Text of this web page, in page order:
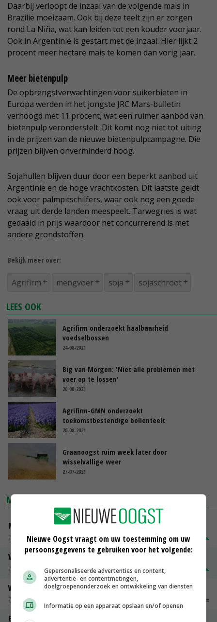
Daarbij verloopt de inzaai van de volgende mais in
Brazilië moeizaam. Ook bij deze teelt zijn er zorgen
rond La Niña, wat kan leiden tot een kouder voorjaar.
Ook in Argentinië is gestart met de inzaai. Hier lijkt 2
procent meer hectare mais te komen dan vorig jaar.
Meer bietenpulp
De opbrengstverwachtingen voor suikerbieten in
Europa werden in het jongste JRC Mars-bulletin
verhoogd met 11 procent, wat een ruimer aanbod van
bietenpulp veronderstelt. Dit komt nog niet tot uiting
in de prijzen van de nieuwe bietenpulpcampagne. Die
prijzen blijven onverminderd hoog.
Sojahullen blijven duur door een beperkt aanbod uit
Argentinië en de hoge vrachtkosten. Dit laatste geldt
ook voor palmpitschilfers, waar ook nog een goede
vraag uit derde landen meespeelt. Tarwegries is wat
gedaald in prijs waardoor het concurrerend is met
andere grondstoffen.
Bekijk meer over:
Agrifirm mengvoer soja sojaschroot
LEES OOK
Agrifirm onderzoekt haalbaarheid
voedselbossen
24-08-2021
Big van Morgen: 'Niet alle problemen met
voer op te lossen'
20-08-2021
Agrifirm-GMN onderzoekt
toekomstbestendige bollenteelt
20-08-2021
Graanoogst ruim week later door
wisselvallige weer
27-07-2021
MARKTPRIJZEN
Magere melkpoeder
Zuivel weekprijzen
€ 269,00 € 7,00
Volle melkpoeder
Zuivel weekprijzen
€ 345,00
Weipoeder
Zuivel weekprijzen
Boeren Gouda 12 kg
Nieuwe Oogst vraagt om uw toestemming om uw
persoonsgegevens te gebruiken voor het volgende:
Gepersonaliseerde advertenties en content,
advertentie- en contentmetingen,
doelgroepenonderzoek en ontwikkeling van diensten
Informatie op een apparaat opslaan en/of openen